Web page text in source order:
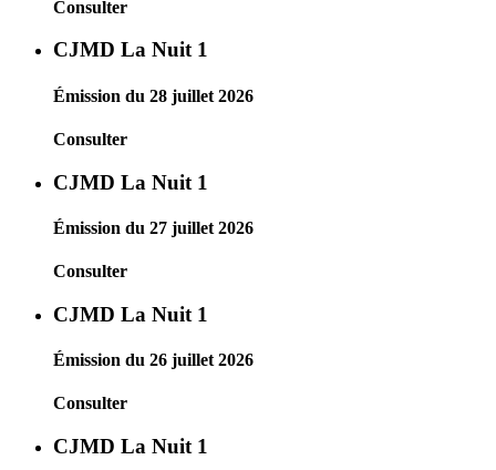
Consulter
CJMD La Nuit 1
Émission du 28 juillet 2026
Consulter
CJMD La Nuit 1
Émission du 27 juillet 2026
Consulter
CJMD La Nuit 1
Émission du 26 juillet 2026
Consulter
CJMD La Nuit 1